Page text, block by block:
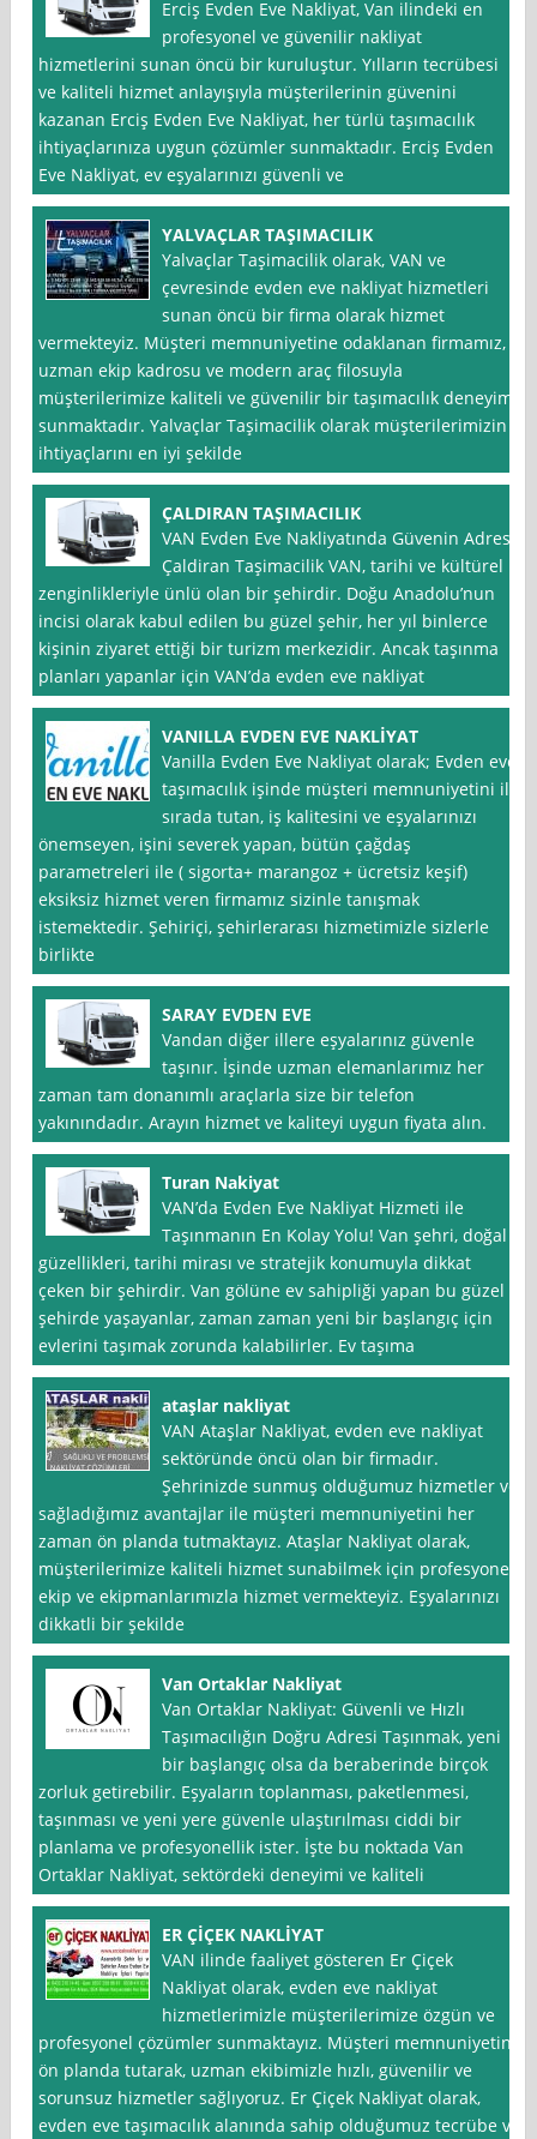
Erciş Evden Eve Nakliyat, Van ilindeki en
profesyonel ve güvenilir nakliyat
hizmetlerini sunan öncü bir kuruluştur. Yılların tecrübesi
ve kaliteli hizmet anlayışıyla müşterilerinin güvenini
kazanan Erciş Evden Eve Nakliyat, her türlü taşımacılık
ihtiyaçlarınıza uygun çözümler sunmaktadır. Erciş Evden
Eve Nakliyat, ev eşyalarınızı güvenli ve
YALVAÇLAR TAŞIMACILIK
Yalvaçlar Taşimacilik olarak, VAN ve
çevresinde evden eve nakliyat hizmetleri
sunan öncü bir firma olarak hizmet
vermekteyiz. Müşteri memnuniyetine odaklanan firmamız,
uzman ekip kadrosu ve modern araç filosuyla
müşterilerimize kaliteli ve güvenilir bir taşımacılık deneyimi
sunmaktadır. Yalvaçlar Taşimacilik olarak müşterilerimizin
ihtiyaçlarını en iyi şekilde
ÇALDIRAN TAŞIMACILIK
VAN Evden Eve Nakliyatında Güvenin Adresi:
Çaldiran Taşimacilik VAN, tarihi ve kültürel
zenginlikleriyle ünlü olan bir şehirdir. Doğu Anadolu’nun
incisi olarak kabul edilen bu güzel şehir, her yıl binlerce
kişinin ziyaret ettiği bir turizm merkezidir. Ancak taşınma
planları yapanlar için VAN’da evden eve nakliyat
VANILLA EVDEN EVE NAKLİYAT
Vanilla Evden Eve Nakliyat olarak; Evden eve
taşımacılık işinde müşteri memnuniyetini ilk
sırada tutan, iş kalitesini ve eşyalarınızı
önemseyen, işini severek yapan, bütün çağdaş
parametreleri ile ( sigorta+ marangoz + ücretsiz keşif)
eksiksiz hizmet veren firmamız sizinle tanışmak
istemektedir. Şehiriçi, şehirlerarası hizmetimizle sizlerle
birlikte
SARAY EVDEN EVE
Vandan diğer illere eşyalarınız güvenle
taşınır. İşinde uzman elemanlarımız her
zaman tam donanımlı araçlarla size bir telefon
yakınındadır. Arayın hizmet ve kaliteyi uygun fiyata alın.
Turan Nakiyat
VAN’da Evden Eve Nakliyat Hizmeti ile
Taşınmanın En Kolay Yolu! Van şehri, doğal
güzellikleri, tarihi mirası ve stratejik konumuyla dikkat
çeken bir şehirdir. Van gölüne ev sahipliği yapan bu güzel
şehirde yaşayanlar, zaman zaman yeni bir başlangıç için
evlerini taşımak zorunda kalabilirler. Ev taşıma
ataşlar nakliyat
VAN Ataşlar Nakliyat, evden eve nakliyat
sektöründe öncü olan bir firmadır.
Şehrinizde sunmuş olduğumuz hizmetler ve
sağladığımız avantajlar ile müşteri memnuniyetini her
zaman ön planda tutmaktayız. Ataşlar Nakliyat olarak,
müşterilerimize kaliteli hizmet sunabilmek için profesyonel
ekip ve ekipmanlarımızla hizmet vermekteyiz. Eşyalarınızı
dikkatli bir şekilde
Van Ortaklar Nakliyat
Van Ortaklar Nakliyat: Güvenli ve Hızlı
Taşımacılığın Doğru Adresi Taşınmak, yeni
bir başlangıç olsa da beraberinde birçok
zorluk getirebilir. Eşyaların toplanması, paketlenmesi,
taşınması ve yeni yere güvenle ulaştırılması ciddi bir
planlama ve profesyonellik ister. İşte bu noktada Van
Ortaklar Nakliyat, sektördeki deneyimi ve kaliteli
ER ÇİÇEK NAKLİYAT
VAN ilinde faaliyet gösteren Er Çiçek
Nakliyat olarak, evden eve nakliyat
hizmetlerimizle müşterilerimize özgün ve
profesyonel çözümler sunmaktayız. Müşteri memnuniyetini
ön planda tutarak, uzman ekibimizle hızlı, güvenilir ve
sorunsuz hizmetler sağlıyoruz. Er Çiçek Nakliyat olarak,
evden eve taşımacılık alanında sahip olduğumuz tecrübe ve